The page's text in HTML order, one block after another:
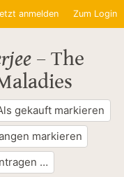
anmelden Zum Login
– The
gekauft markieren
markieren
…